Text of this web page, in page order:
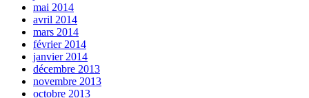
mai 2014
avril 2014
mars 2014
février 2014
janvier 2014
décembre 2013
novembre 2013
octobre 2013